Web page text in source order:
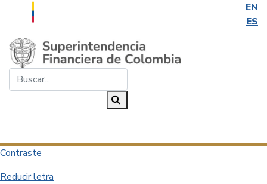
EN
ES
Saltar al contenido principal
Contraste
Reducir letra